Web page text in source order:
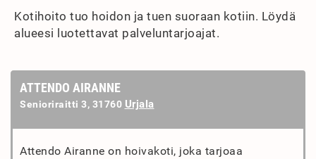
Kotihoito tuo hoidon ja tuen suoraan kotiin. Löydä
alueesi luotettavat palveluntarjoajat.
ATTENDO AIRANNE
Senioriraitti 3, 31760 Urjala
Attendo Airanne on hoivakoti, joka tarjoaa